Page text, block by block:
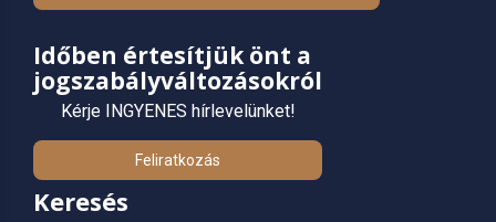
Időben értesítjük önt a
jogszabályváltozásokról
Kérje INGYENES hírlevelünket!
Feliratkozás
Keresés